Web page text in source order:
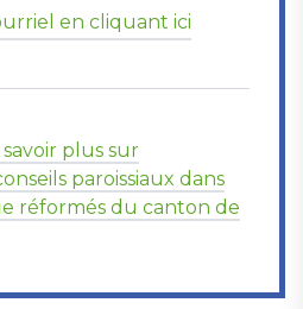
en cliquant ici
plus sur
paroissiaux dans
réformés du canton de